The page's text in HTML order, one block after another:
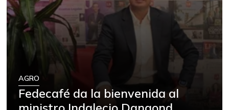
AGRO
Fedecafé da la bienvenida al